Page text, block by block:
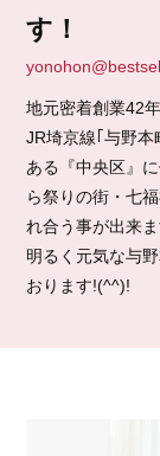
す！
地元密着創業42
JR埼京線｢与野
ある『中央区』
ら祭りの街・七
れ合う事が出来
明るく元気な与
おります!(^^)!